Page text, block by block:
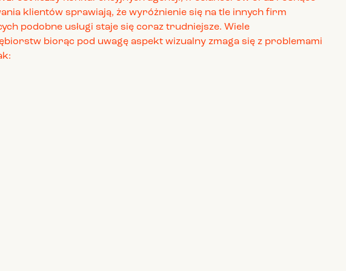
klientów sprawiają, że wyróżnienie się na tle innych firm
podobne usługi staje się coraz trudniejsze. Wiele
biorąc pod uwagę aspekt wizualny zmaga się z problemami